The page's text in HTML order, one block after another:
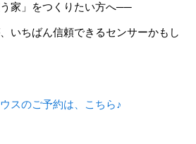
家」をつくりたい方へ──
いちばん信頼できるセンサーかもし
スのご予約は、こちら♪